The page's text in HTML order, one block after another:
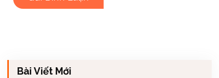
Bài Viết Mới